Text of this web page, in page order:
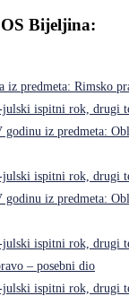
Bijeljina:
iz predmeta: Rimsko
ispitni rok, drugi
iz predmeta:
ispitni rok, drugi
iz predmeta:
ispitni rok, drugi
– posebni dio
ispitni rok, drugi